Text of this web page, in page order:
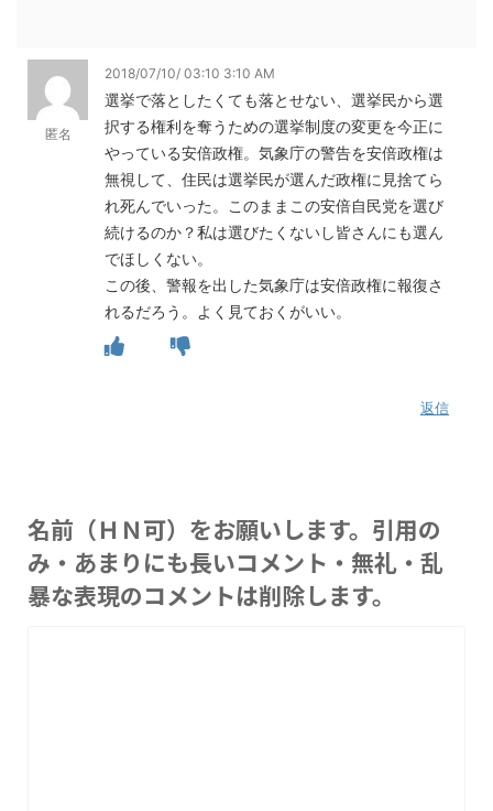
匿名
2018/07/10/ 03:10 3:10 AM
選挙で落としたくても落とせない、選挙民から選
択する権利を奪うための選挙制度の変更を今正に
やっている安倍政権。気象庁の警告を安倍政権は
無視して、住民は選挙民が選んだ政権に見捨てら
れ死んでいった。このままこの安倍自民党を選び
続けるのか？私は選びたくないし皆さんにも選ん
でほしくない。
この後、警報を出した気象庁は安倍政権に報復さ
れるだろう。よく見ておくがいい。
返信
名前（ＨＮ可）をお願いします。引用の
み・あまりにも長いコメント・無礼・乱
暴な表現のコメントは削除します。